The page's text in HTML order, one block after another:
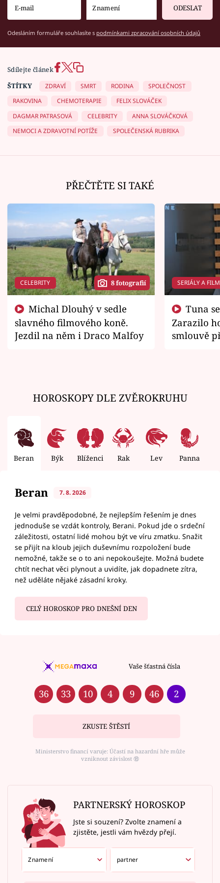
ODESLAT
Odesláním formuláře souhlasíte s podmínkami zpracování osobních údajů
Sdílejte článek
ŠTÍTKY
ZDRAVÍ SMRT RODINA
SPOLEČNOST
RAKOVINA
CHEMOTERAPIE
FELIX SLOVÁČEK
DAGMAR PATRASOVÁ
CELEBRITY
ANNA SLOVÁČKOVÁ
NEMOCI A ZDRAVOTNÍ POTÍŽE
SPOLEČENSKÁ RUBRIKA
PŘEČTĚTE SI TAKÉ
CELEBRITY 8 fotografií
slavného filmového koně.
Jezdil na něm i Draco Malfoy
SERIÁLY A
Zarazilo
smlouvě
HOROSKOPY DLE ZVĚROKRUHU
Beran Býk Blíženci Rak Lev Panna
Beran 7. 8. 2026
Je velmi pravděpodobné, že nejlepším řešením je dnes
jednoduše se vzdát kontroly, Berani. Pokud jde o srdeční
záležitosti, ostatní lidé mohou být ve víru zmatku. Snažit
se přijít na kloub jejich duševnímu rozpoložení bude
nemožné, takže se o to ani nepokoušejte. Možná budete
chtít nechat věci plynout a uvidíte, jak dopadnete zítra,
než uděláte nějaké zásadní kroky.
CELÝ HOROSKOP PRO DNEŠNÍ DEN
Vaše šťastná čísla
36 33 10 4 9 46 2
ZKUSTE ŠTĚSTÍ
Ministerstvo financí varuje: Účastí na hazardní hře může
vzniknout závislost ⑱
PARTNERSKÝ HOROSKOP
Jste si souzení? Zvolte znamení a
zjistěte, jestli vám hvězdy přejí.